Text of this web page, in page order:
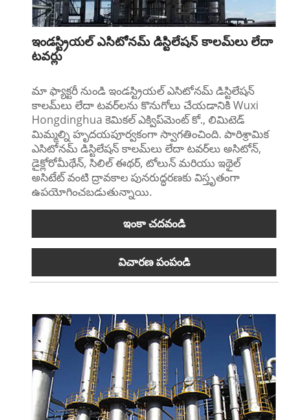
ఇండస్ట్రియల్ ఎసిటోనమ్ డిస్టిలేషన్ కాలమ్‌లు లేదా
టవర్లు
మా ఫ్యాక్టరీ నుండి ఇండస్ట్రియల్ ఎసిటోనమ్ డిస్టిలేషన్
కాలమ్‌లు లేదా టవర్‌లను కొనుగోలు చేయడానికి Wuxi
Hongdinghua కెమికల్ ఎక్విప్‌మెంట్ కో., లిమిటెడ్
మిమ్మల్ని హృదయపూర్వకంగా స్వాగతించింది. పారిశ్రామిక
ఎసిటోనమ్ డిస్టిలేషన్ కాలమ్‌లు లేదా టవర్‌లు అసిటోన్,
డైక్లోరోమీథేన్, సిలిల్ ఈథర్, టోలున్ మరియు ఇథైల్
అసిటేట్ వంటి ద్రావకాల పునరుద్ధరణకు విస్తృతంగా
ఉపయోగించబడుతున్నాయి.
ఇంకా చదవండి
విచారణ పంపండి